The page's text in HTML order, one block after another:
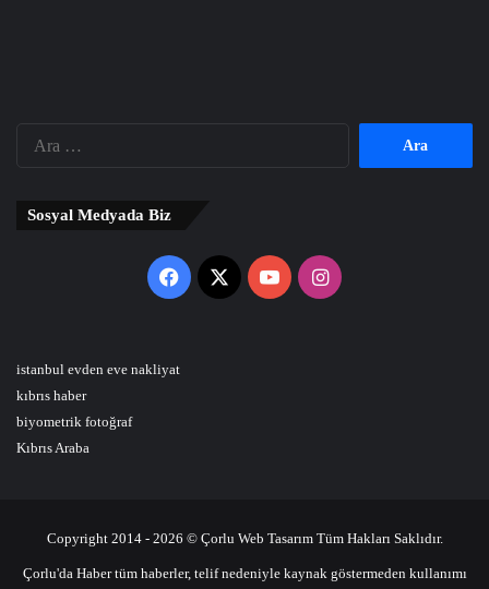
Sosyal Medyada Biz
Facebook
X YouTubeInstagram
istanbul evden eve nakliyat
kıbrıs haber
biyometrik fotoğraf
Kıbrıs Araba
Copyright 2014 - 2026 © Çorlu Web Tasarım Tüm Hakları Saklıdır.
Çorlu'da Haber tüm haberler, telif nedeniyle kaynak göstermeden kullanımı